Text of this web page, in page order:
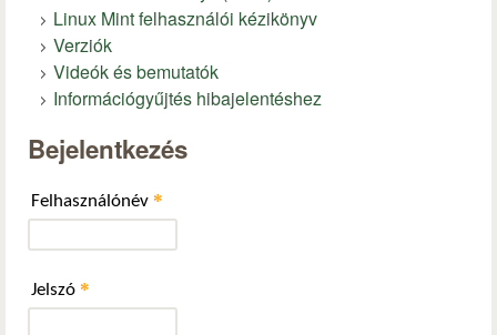
Linux Mint felhasználói kézikönyv
Verziók
Videók és bemutatók
Információgyűjtés hibajelentéshez
Bejelentkezés
Felhasználónév *
Jelszó *